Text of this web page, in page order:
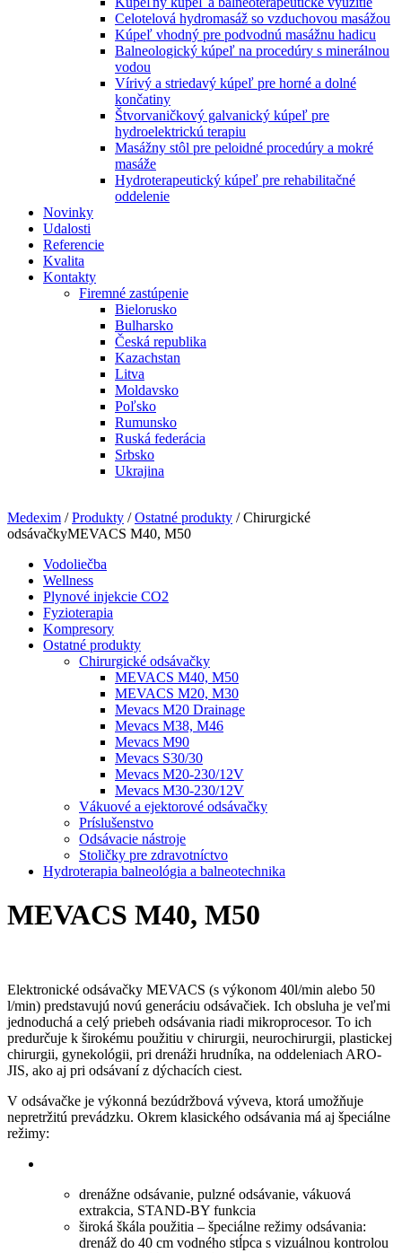
Celotelová hydromasáž so vzduchovou masážou
Kúpeľ vhodný pre podvodnú masážnu hadicu
Balneologický kúpeľ na procedúry s minerálnou
vodou
Vírivý a striedavý kúpeľ pre horné a dolné
končatiny
Štvorvaničkový galvanický kúpeľ pre
hydroelektrickú terapiu
Masážny stôl pre peloidné procedúry a mokré
masáže
Hydroterapeutický kúpeľ pre rehabilitačné
oddelenie
Novinky
Udalosti
Referencie
Kvalita
Kontakty
Firemné zastúpenie
Bielorusko
Bulharsko
Česká republika
Kazachstan
Litva
Moldavsko
Poľsko
Rumunsko
Ruská federácia
Srbsko
Ukrajina
Medexim /Produkty /Ostatné produkty / Chirurgické
odsávačkyMEVACS M40, M50
Vodoliečba
Wellness
Plynové injekcie CO2
Fyzioterapia
Kompresory
Ostatné produkty
Chirurgické odsávačky
MEVACS M40, M50
MEVACS M20, M30
Mevacs M20 Drainage
Mevacs M38, M46
Mevacs M90
Mevacs S30/30
Mevacs M20-230/12V
Mevacs M30-230/12V
Vákuové a ejektorové odsávačky
Príslušenstvo
Odsávacie nástroje
Stoličky pre zdravotníctvo
Hydroterapia balneológia a balneotechnika
MEVACS M40, M50
Elektronické odsávačky MEVACS (s výkonom 40l/min alebo 50
l/min) predstavujú novú generáciu odsávačiek. Ich obsluha je veľmi
jednoduchá a celý priebeh odsávania riadi mikroprocesor. To ich
predurčuje k širokému použitiu v chirurgii, neurochirurgii, plastickej
chirurgii, gynekológii, pri drenáži hrudníka, na oddeleniach ARO-
JIS, ako aj pri odsávaní z dýchacích ciest.
V odsávačke je výkonná bezúdržbová výveva, ktorá umožňuje
nepretržitú prevádzku. Okrem klasického odsávania má aj špeciálne
režimy:
drenážne odsávanie, pulzné odsávanie, vákuová
extrakcia, STAND-BY funkcia
široká škála použitia – špeciálne režimy odsávania:
drenáž do 40 cm vodného stĺpca s vizuálnou kontrolou